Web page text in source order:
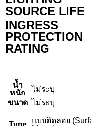
SOURCE LIFE
INGRESS
PROTECTION
RATING
น้ำ
หนัก
ไม่ระบุ
ขนาด ไม่ระบุ
แบบติดลอย